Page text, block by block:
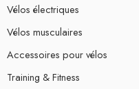
Vélos électriques
Vélos musculaires
Accessoires pour vélos
Training & Fitness